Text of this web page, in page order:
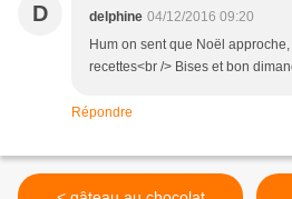
D delphine 04/12/2016 09:20
Hum on sent que Noël
recettes<br /> Bises et bon
Répondre